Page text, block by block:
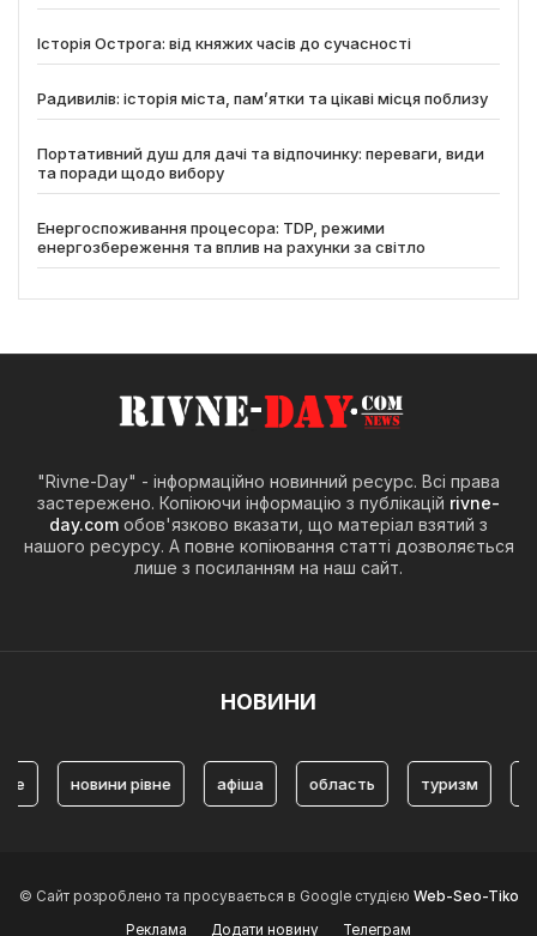
Історія Острога: від княжих часів до сучасності
Радивилів: історія міста, пам’ятки та цікаві місця поблизу
Портативний душ для дачі та відпочинку: переваги, види
та поради щодо вибору
Енергоспоживання процесора: TDP, режими
енергозбереження та вплив на рахунки за світло
"Rivne-Day" - інформаційно новинний ресурс. Всі права
застережено. Копіюючи інформацію з публікацій rivne-
day.com обов'язково вказати, що матеріал взятий з
нашого ресурсу. А повне копіювання статті дозволяється
лише з посиланням на наш сайт.
НОВИНИ
новини рівне афіша область туризм Туризм
© Сайт розроблено та просувається в Google студією Web-Seo-Tiko
Реклама
Додати новину Телеграм